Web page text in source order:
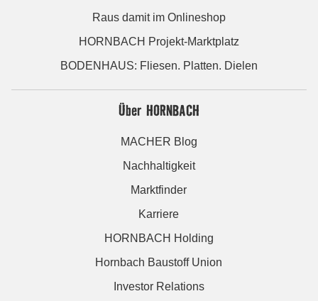
Raus damit im Onlineshop
HORNBACH Projekt-Marktplatz
BODENHAUS: Fliesen. Platten. Dielen
Über HORNBACH
MACHER Blog
Nachhaltigkeit
Marktfinder
Karriere
HORNBACH Holding
Hornbach Baustoff Union
Investor Relations